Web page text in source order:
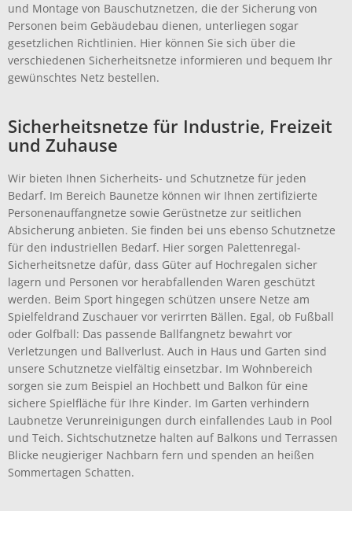
und Montage von Bauschutznetzen, die der Sicherung von
Personen beim Gebäudebau dienen, unterliegen sogar
gesetzlichen Richtlinien. Hier können Sie sich über die
verschiedenen Sicherheitsnetze informieren und bequem Ihr
gewünschtes Netz bestellen.
Sicherheitsnetze für Industrie, Freizeit
und Zuhause
Wir bieten Ihnen Sicherheits- und Schutznetze für jeden
Bedarf. Im Bereich Baunetze können wir Ihnen zertifizierte
Personenauffangnetze sowie Gerüstnetze zur seitlichen
Absicherung anbieten. Sie finden bei uns ebenso Schutznetze
für den industriellen Bedarf. Hier sorgen Palettenregal-
Sicherheitsnetze dafür, dass Güter auf Hochregalen sicher
lagern und Personen vor herabfallenden Waren geschützt
werden. Beim Sport hingegen schützen unsere Netze am
Spielfeldrand Zuschauer vor verirrten Bällen. Egal, ob Fußball
oder Golfball: Das passende Ballfangnetz bewahrt vor
Verletzungen und Ballverlust. Auch in Haus und Garten sind
unsere Schutznetze vielfältig einsetzbar. Im Wohnbereich
sorgen sie zum Beispiel an Hochbett und Balkon für eine
sichere Spielfläche für Ihre Kinder. Im Garten verhindern
Laubnetze Verunreinigungen durch einfallendes Laub in Pool
und Teich. Sichtschutznetze halten auf Balkons und Terrassen
Blicke neugieriger Nachbarn fern und spenden an heißen
Sommertagen Schatten.